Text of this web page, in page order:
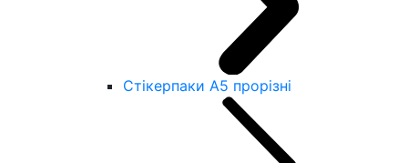
Стікерпаки А5 прорізні